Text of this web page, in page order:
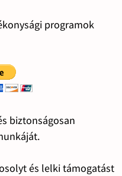
programok
biztonságosan
és lelki támogatást